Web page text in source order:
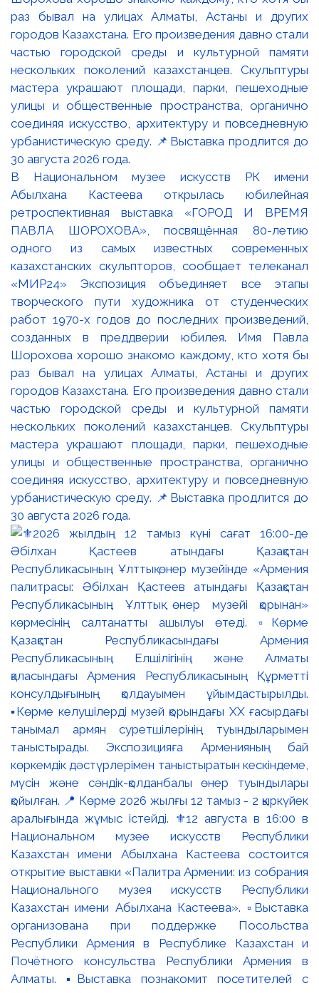
В Национальном музее искусств РК имени
Абылхана Кастеева открылась юбилейная
ретроспективная выставка «ГОРОД И ВРЕМЯ
ПАВЛА ШОРОХОВА», посвящённая 80-летию
одного из самых известных современных
казахстанских скульпторов, сообщает телеканал
«МИР24» Экспозиция объединяет все этапы
творческого пути художника от студенческих
работ 1970-х годов до последних произведений,
созданных в преддверии юбилея. Имя Павла
Шорохова хорошо знакомо каждому, кто хотя бы
раз бывал на улицах Алматы, Астаны и других
городов Казахстана. Его произведения давно стали
частью городской среды и культурной памяти
нескольких поколений казахстанцев. Скульптуры
мастера украшают площади, парки, пешеходные
улицы и общественные пространства, органично
соединяя искусство, архитектуру и повседневную
урбанистическую среду. 📌Выставка продлится до
30 августа 2026 года.